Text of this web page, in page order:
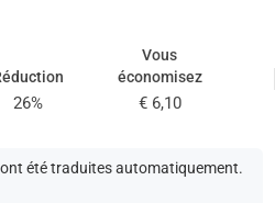
26%
Vous
économisez
€ 6,10
été traduites automatiquement.